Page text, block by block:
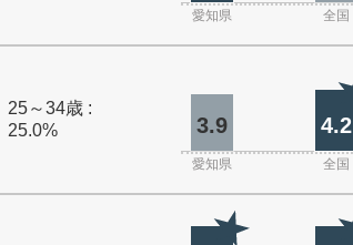
愛知県 全国
25～34歳 :
25.0%
3.9 4.2
愛知県 全国